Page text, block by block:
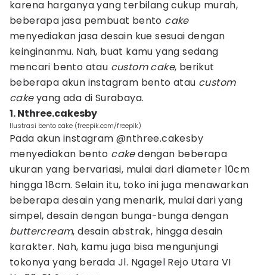
karena harganya yang terbilang cukup murah,
beberapa jasa pembuat bento cake
menyediakan jasa desain kue sesuai dengan
keinginanmu. Nah, buat kamu yang sedang
mencari bento atau custom cake, berikut
beberapa akun instagram bento atau custom
cakeyang ada di Surabaya.
1. Nthree.cakesby
Ilustrasi bento cake (freepik.com/freepik)
Pada akun instagram @nthree.cakesby
menyediakan bento cakedengan beberapa
ukuran yang bervariasi, mulai dari diameter 10cm
hingga 18cm. Selain itu, toko ini juga menawarkan
beberapa desain yang menarik, mulai dari yang
simpel, desain dengan bunga-bunga dengan
buttercream, desain abstrak, hingga desain
karakter. Nah, kamu juga bisa mengunjungi
tokonya yang berada Jl. Ngagel Rejo Utara VI